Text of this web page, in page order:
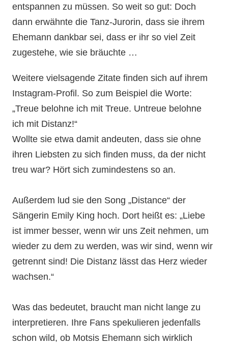
entspannen zu müssen. So weit so gut: Doch
dann erwähnte die Tanz-Jurorin, dass sie ihrem
Ehemann dankbar sei, dass er ihr so viel Zeit
zugestehe, wie sie bräuchte …
Weitere vielsagende Zitate finden sich auf ihrem
Instagram-Profil. So zum Beispiel die Worte:
„Treue belohne ich mit Treue. Untreue belohne
ich mit Distanz!“
Wollte sie etwa damit andeuten, dass sie ohne
ihren Liebsten zu sich finden muss, da der nicht
treu war? Hört sich zumindestens so an.
Außerdem lud sie den Song „Distance“ der
Sängerin Emily King hoch. Dort heißt es: „Liebe
ist immer besser, wenn wir uns Zeit nehmen, um
wieder zu dem zu werden, was wir sind, wenn wir
getrennt sind! Die Distanz lässt das Herz wieder
wachsen.“
Was das bedeutet, braucht man nicht lange zu
interpretieren. Ihre Fans spekulieren jedenfalls
schon wild, ob Motsis Ehemann sich wirklich